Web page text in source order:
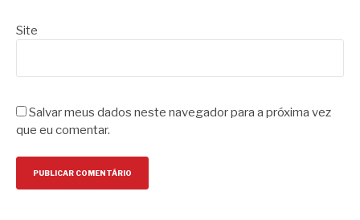
Site
Salvar meus dados neste navegador para a próxima vez
que eu comentar.